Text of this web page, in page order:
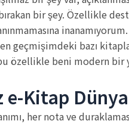
bir şey. Özellikle
geçmişimdeki bazı
özellikle beni modern bir
Kitap
her nota ve